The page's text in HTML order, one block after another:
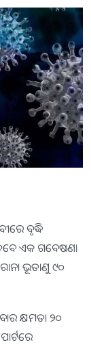
ବୃଦ୍ଧି
ଏକ ଗବେଷଣା
ଭୂତାଣୁ ୯୦
କ୍ଷମତା ୨୦